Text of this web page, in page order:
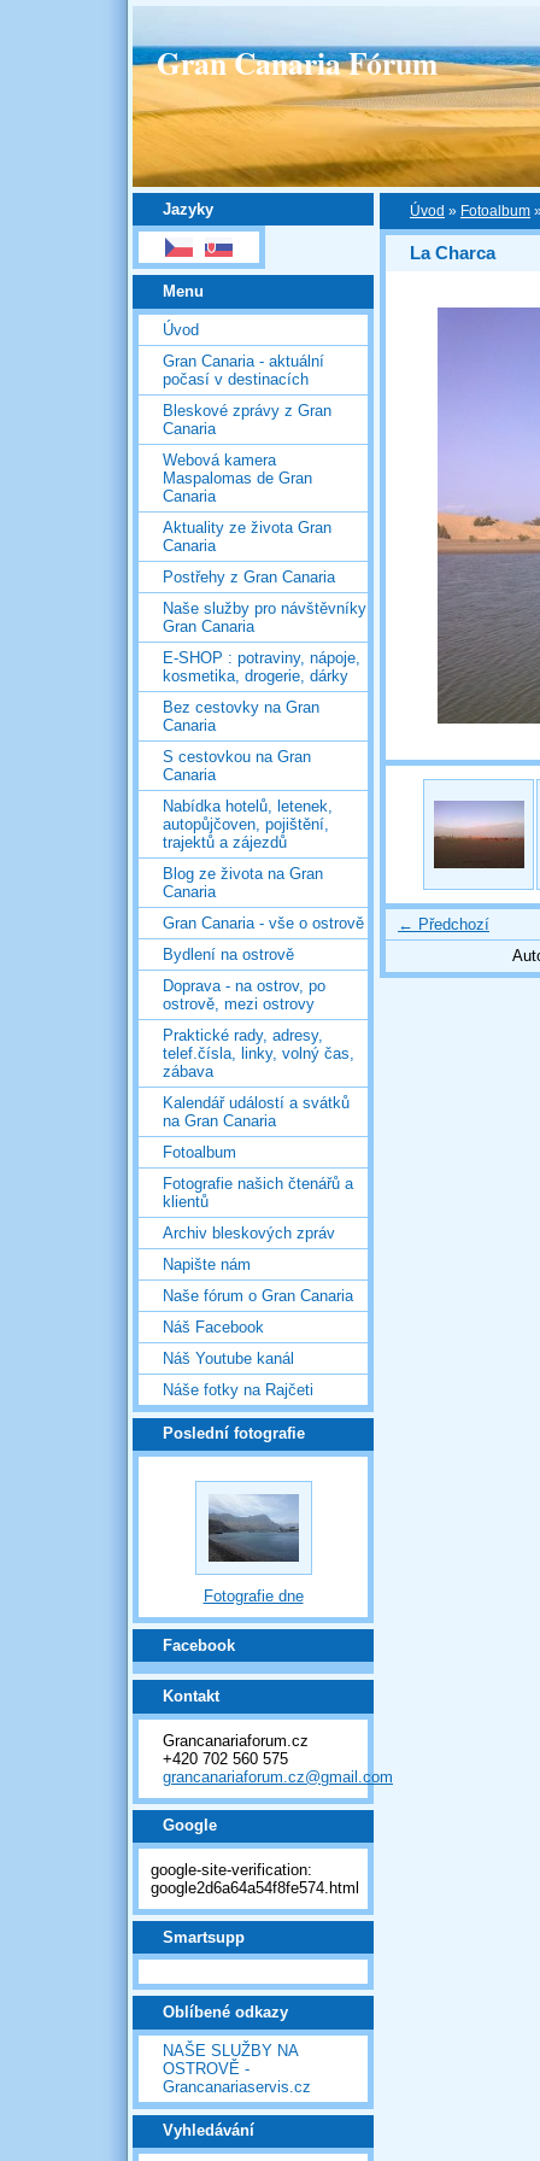
Gran Canaria Fórum
Jazyky
Menu
Úvod
Gran Canaria - aktuální
počasí v destinacích
Bleskové zprávy z Gran
Canaria
Webová kamera
Maspalomas de Gran
Canaria
Aktuality ze života Gran
Canaria
Postřehy z Gran Canaria
Naše služby pro návštěvníky
Gran Canaria
E-SHOP : potraviny, nápoje,
kosmetika, drogerie, dárky
Bez cestovky na Gran
Canaria
S cestovkou na Gran
Canaria
Nabídka hotelů, letenek,
autopůjčoven, pojištění,
trajektů a zájezdů
Blog ze života na Gran
Canaria
Gran Canaria - vše o ostrově
Bydlení na ostrově
Doprava - na ostrov, po
ostrově, mezi ostrovy
Praktické rady, adresy,
telef.čísla, linky, volný čas,
zábava
Kalendář událostí a svátků
na Gran Canaria
Fotoalbum
Fotografie našich čtenářů a
klientů
Archiv bleskových zpráv
Napište nám
Naše fórum o Gran Canaria
Náš Facebook
Náš Youtube kanál
Náše fotky na Rajčeti
Poslední fotografie
Fotografie dne
Facebook
Kontakt
Grancanariaforum.cz
+420 702 560 575
grancanariaforum.cz@gmail.com
Google
google-site-verification:
google2d6a64a54f8fe574.html
Smartsupp
Oblíbené odkazy
NAŠE SLUŽBY NA
OSTROVĚ -
Grancanariaservis.cz
Vyhledávání
Úvod » Fotoalbum
La Charca
← Předchozí